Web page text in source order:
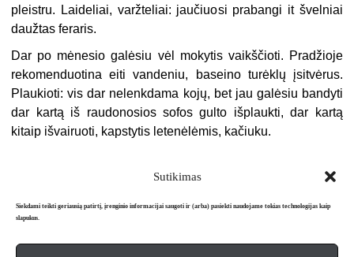
Sutikimas
Siekdami teikti geriausią patirtį, įrenginio informacijai saugoti ir (arba) pasiekti naudojame tokias technologijas kaip
slapukus.
pleistru. Laideliai, varžteliai: jaučiuosi prabangi it švelniai
daužtas feraris.
Dar po mėnesio galėsiu vėl mokytis vaikščioti. Pradžioje
rekomenduotina eiti vandeniu, baseino turėklų įsitvėrus.
Plaukioti: vis dar nelenkdama kojų, bet jau galėsiu bandyti
dar kartą iš raudonosios sofos gulto išplaukti, dar kartą
kitaip išvairuoti, kapstytis letenėlėmis, kačiuku.